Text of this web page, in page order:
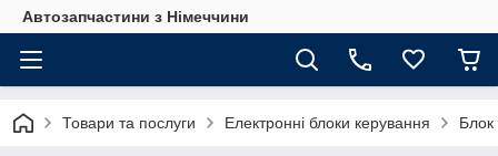
Автозапчастини з Німеччини
Товари та послуги Електронні блоки керування Блок